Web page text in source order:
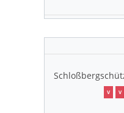
V V